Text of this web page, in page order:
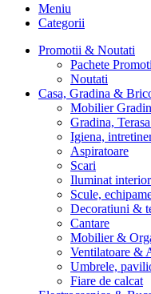
Meniu
Categorii
Promotii & Noutati
Pachete
Noutati
Casa, Gradina &
Mobilier
Gradina,
Igiena,
Aspiratoare
Scari
Iluminat
Scule,
Decoratiuni &
Cantare
Mobilier &
Ventilatoare &
Umbrele,
Fiare de calcat